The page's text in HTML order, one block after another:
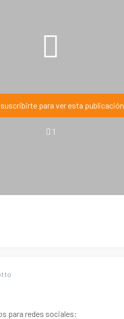
suscribirte para ver esta publicación
1
para redes sociales: